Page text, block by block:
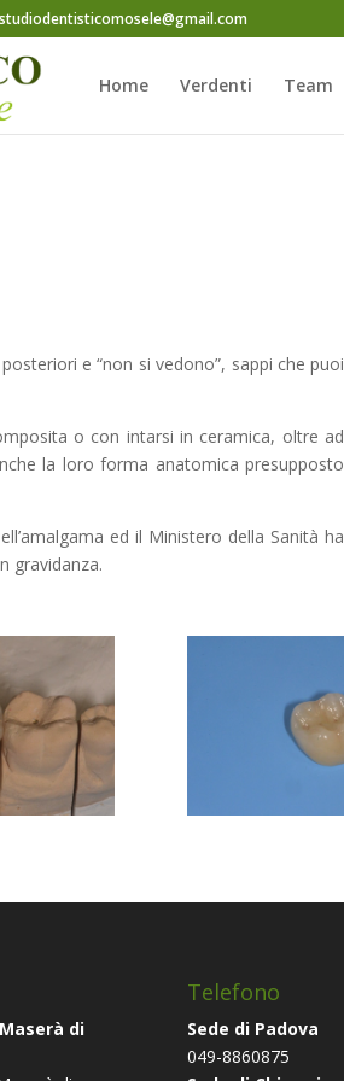
studiodentisticomosele@gmail.com
Home Verdenti Team
e “non si vedono”, sappi che puoi
o con intarsi in ceramica, oltre ad
la loro forma anatomica presupposto
ed il Ministero della Sanità ha
gravidanza.
di
Telefono
Sede di Padova
049-8860875